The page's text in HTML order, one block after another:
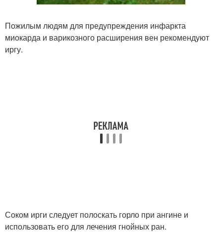
Пожилым людям для предупреждения инфаркта
миокарда и варикозного расширения вен рекомендуют
иргу.
Соком ирги следует полоскать горло при ангине и
использовать его для лечения гнойных ран.